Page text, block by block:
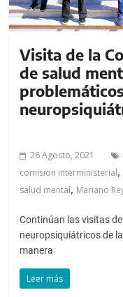
Visita de la
de salud
26 Agosto, 2021
comision interministerial,
salud mental, Mariano
Continúan las visitas
neuropsiquiátricos de
manera
Leer más